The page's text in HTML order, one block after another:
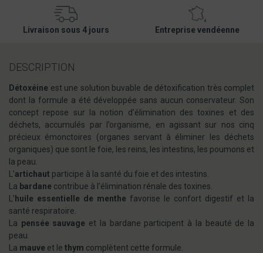
Livraison sous 4 jours Entreprise vendéenne
DESCRIPTION
Détoxéine est une solution buvable de détoxification très complet
dont la formule a été développée sans aucun conservateur. Son
concept repose sur la notion d’élimination des toxines et des
déchets, accumulés par l’organisme, en agissant sur nos cinq
précieux émonctoires (organes servant à éliminer les déchets
organiques) que sont le foie, les reins, les intestins, les poumons et
la peau.
L’artichaut participe à la santé du foie et des intestins.
La bardane contribue à l’élimination rénale des toxines.
L’ huile essentielle de menthe favorise le confort digestif et la
santé respiratoire.
La pensée sauvage et la bardane participent à la beauté de la
peau.
La mauve et le thym complètent cette formule.